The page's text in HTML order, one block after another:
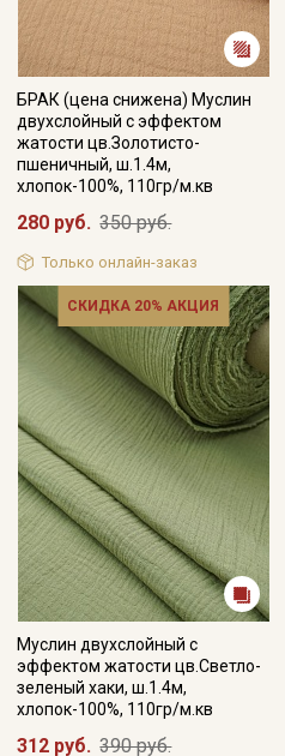
БРАК (цена снижена) Муслин
двухслойный с эффектом
жатости цв.Золотисто-
пшеничный, ш.1.4м,
хлопок-100%, 110гр/м.кв
280 руб. 350 руб.
Только онлайн-заказ
СКИДКА 20% АКЦИЯ
Муслин двухслойный с
эффектом жатости цв.Светло-
зеленый хаки, ш.1.4м,
хлопок-100%, 110гр/м.кв
312 руб. 390 руб.
Мы